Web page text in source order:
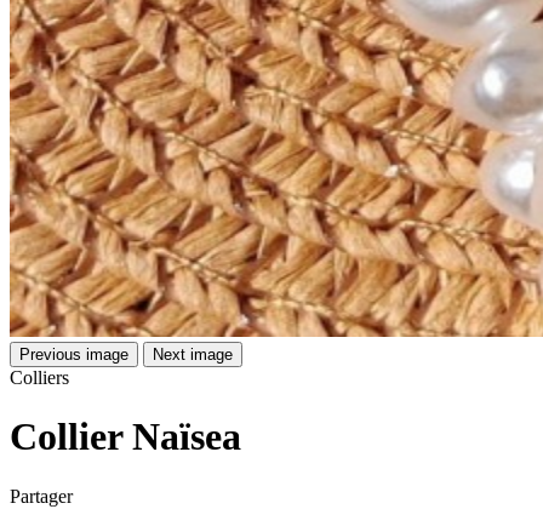
Previous image Next image
Colliers
Collier Naïsea
Partager